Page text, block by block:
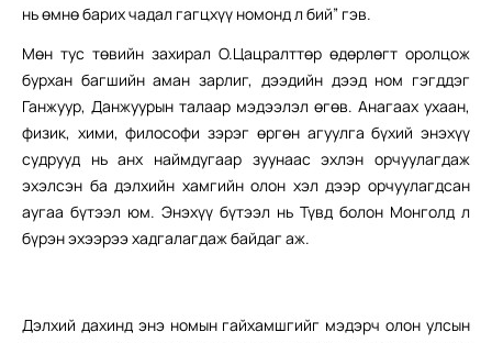
нь өмнө барих чадал гагцхүү номонд л бий” гэв.
Мөн тус төвийн захирал О.Цацралттөр өдөрлөгт оролцож
бурхан багшийн аман зарлиг, дээдийн дээд ном гэгддэг
Ганжуур, Данжуурын талаар мэдээлэл өгөв. Анагаах ухаан,
физик, хими, философи зэрэг өргөн агуулга бүхий энэхүү
судрууд нь анх наймдугаар зуунаас эхлэн орчуулагдаж
эхэлсэн ба дэлхийн хамгийн олон хэл дээр орчуулагдсан
аугаа бүтээл юм. Энэхүү бүтээл нь Түвд болон Монголд л
бүрэн эхээрээ хадгалагдаж байдаг аж.
Дэлхий дахинд энэ номын гайхамшгийг мэдэрч олон улсын